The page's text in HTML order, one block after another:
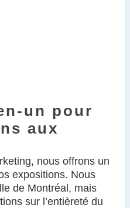
un pour
aux
nous offrons un
expositions. Nous
de Montréal, mais
sur l’entièreté du